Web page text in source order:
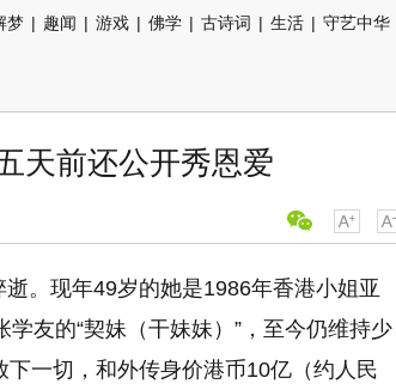
梦 | 趣闻 | 游戏 | 佛学 | 古诗词 | 生活 | 守艺中华
天前还公开秀恩爱
。现年49岁的她是1986年香港小姐亚
学友的“契妹（干妹妹）”，至今仍维持少
一切，和外传身价港币10亿（约人民